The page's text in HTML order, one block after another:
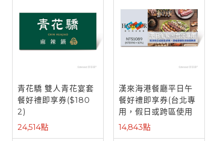
青花驕 雙人青花宴套
餐好禮即享券($180
2)
24,514點
漢來海港餐廳平日午
餐好禮即享券(台北專
用，假日或跨區使用
需補差額)
14,843點